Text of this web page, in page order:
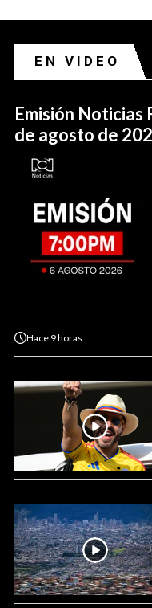
EN VIDEO
Emisión Noticias
de agosto de
Hace 9 horas